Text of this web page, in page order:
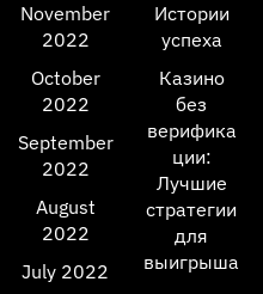
November
2022
October
2022
September
2022
August
2022
July 2022
Истории
успеха
Казино
без
верифика
ции:
Лучшие
стратегии
для
выигрыша